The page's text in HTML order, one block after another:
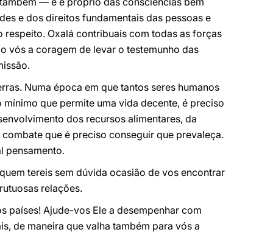
e dos direitos fundamentais das pessoas e
Oxalá contribuais com todas as forças
vós a coragem de levar o testemunho das
Numa época em que tantos seres humanos
que permite uma vida decente, é preciso
dos recursos alimentares, da
que é preciso conseguir que prevaleça.
pensamento.
tereis sem dúvida ocasião de vos encontrar
relações.
países! Ajude-vos Ele a desempenhar com
de maneira que valha também para vós a